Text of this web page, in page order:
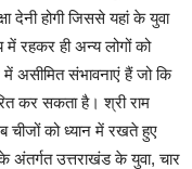
देनी होगी जिससे यहां के युवा
रहकर ही अन्य लोगों को
असीमित संभावनाएं हैं जो कि
कर सकता है। श्री राम
को ध्यान में रखते हुए
अंतर्गत उत्तराखंड के युवा, चार